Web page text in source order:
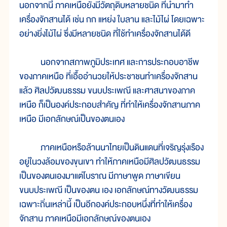
นอกจากนี้ ภาคเหนือยังมีวัตถุดิบหลายชนิด ที่นำมาทำ
เครื่องจักสานได้ เช่น กก แหย่ง ใบลาน และไม้ไผ่ โดยเฉพาะ
อย่างยิ่งไม้ไผ่ ซึ่งมีหลายชนิด ที่ใช้ทำเครื่องจักสานได้ดี
นอกจากสภาพภูมิประเทศ และการประกอบอาชีพ
ของภาคเหนือ ที่เอื้ออำนวยให้ประชาชนทำเครื่องจักสาน
แล้ว ศิลปวัฒนธรรม ขนบประเพณี และศาสนาของภาค
เหนือ ก็เป็นองค์ประกอบสำคัญ ที่ทำให้เครื่องจักสานภาค
เหนือ มีเอกลักษณ์เป็นของตนเอง
ภาคเหนือหรือล้านนาไทยเป็นดินแดนที่เจริญรุ่งเรือง
อยู่ในวงล้อมของขุนเขา ทำให้ภาคเหนือมีศิลปวัฒนธรรม
เป็นของตนเองมาแต่โบราณ มีภาษาพูด ภาษาเขียน
ขนบประเพณี เป็นของตน เอง เอกลักษณ์ทางวัฒนธรรม
เฉพาะถิ่นเหล่านี้ เป็นอีกองค์ประกอบหนึ่งที่ทำให้เครื่อง
จักสาน ภาคเหนือมีเอกลักษณ์ของตนเอง